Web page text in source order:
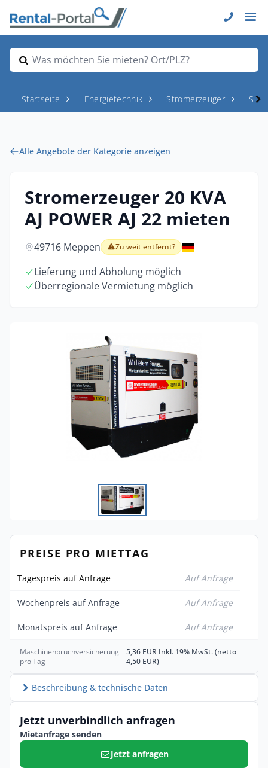
Was möchten Sie mieten? Ort/PLZ?
Startseite Energietechnik Stromerzeuger
Alle Angebote der Kategorie anzeigen
Stromerzeuger 20 KVA
AJ POWER AJ 22 mieten
49716 Meppen Zu weit entfernt?
Lieferung und Abholung möglich
Überregionale Vermietung möglich
PREISE PRO MIETTAG
Tagespreis auf Anfrage Auf Anfrage
Wochenpreis auf Anfrage Auf Anfrage
Monatspreis auf Anfrage Auf Anfrage
Maschinenbruchversicherung
pro Tag
5,36 EUR Inkl. 19% MwSt. (netto
4,50 EUR)
Beschreibung & technische Daten
Jetzt unverbindlich anfragen
Mietanfrage senden
Jetzt anfragen